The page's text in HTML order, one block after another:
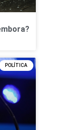
POLÍTICA